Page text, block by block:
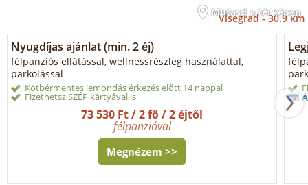
Mutasd a térképen
Visegrád -30.9 km
Nyugdíjas ajánlat (min. 2 éj)
félpanziós ellátással, wellnessrészleg használattal,
parkolással
Kötbérmentes lemondás érkezés előtt 14 nappal
Fizethetsz SZÉP kártyával is
73 530 Ft / 2 fő / 2 éjtől
félpanzióval
Megnézem >>